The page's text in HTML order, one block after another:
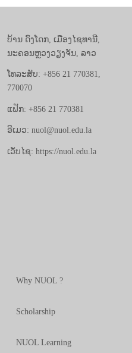
ບ້ານ ດົງໂດກ, ເມືອງໄຊທານີ,
ນະຄອນຫຼວງວຽງຈັນ, ລາວ
ໂທລະສັບ: +856 21 770381,
770070
ແຟັກ: +856 21 770381
ອີເມວ: nuol@nuol.edu.la
ເວັບໄຊ: https://nuol.edu.la
Why NUOL ?
Scholarship
NUOL Learning